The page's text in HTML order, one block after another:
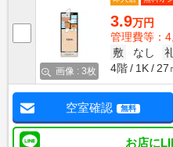
画像 : 3枚
3.9万円
管理費等：
敷
なし
4階
1K 27
空室確認 無料
お店に